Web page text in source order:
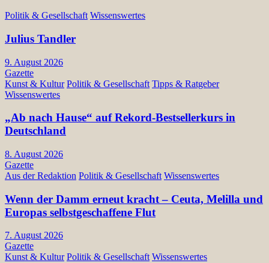
Politik & Gesellschaft Wissenswertes
Julius Tandler
9. August 2026
Gazette
Kunst & Kultur Politik & Gesellschaft Tipps & Ratgeber
Wissenswertes
„Ab nach Hause“ auf Rekord-Bestsellerkurs in
Deutschland
8. August 2026
Gazette
Aus der Redaktion Politik & Gesellschaft Wissenswertes
Wenn der Damm erneut kracht – Ceuta, Melilla und
Europas selbstgeschaffene Flut
7. August 2026
Gazette
Kunst & Kultur Politik & Gesellschaft Wissenswertes